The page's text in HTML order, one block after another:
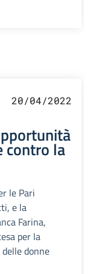
20/04/2022
contro la
le Pari
e la
Farina,
per la
donne